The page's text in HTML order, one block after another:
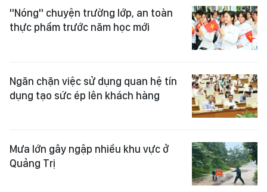
"Nóng" chuyện trường lớp, an toàn
thực phẩm trước năm học mới
Ngăn chặn việc sử dụng quan hệ tín
dụng tạo sức ép lên khách hàng
Mưa lớn gây ngập nhiều khu vực ở
Quảng Trị